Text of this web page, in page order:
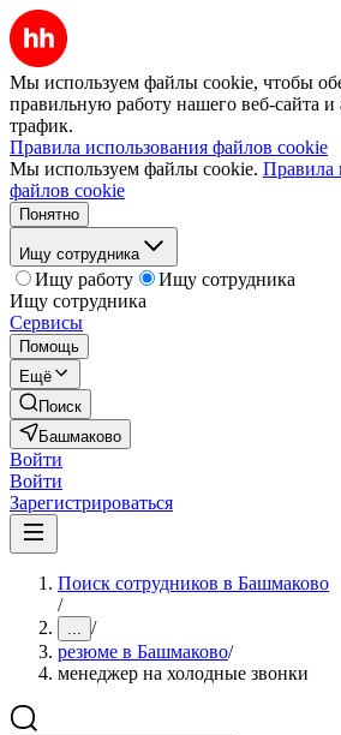
Мы используем файлы cookie, чтобы
правильную работу нашего веб-сайта и
трафик.
Правила использования файлов cookie
Мы используем файлы cookie. Правила
файлов cookie
Понятно
Ищу сотрудника
Ищу работу
Ищу сотрудника
Ищу сотрудника
Сервисы
Помощь
Ещё
Поиск
Башмаково
Войти
Войти
Зарегистрироваться
Поиск сотрудников в Башмаково
/
... /
резюме в Башмаково/
менеджер на холодные звонки